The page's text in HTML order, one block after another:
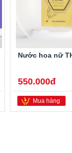
Nước hoa nữ
550.000đ
Mua hàng